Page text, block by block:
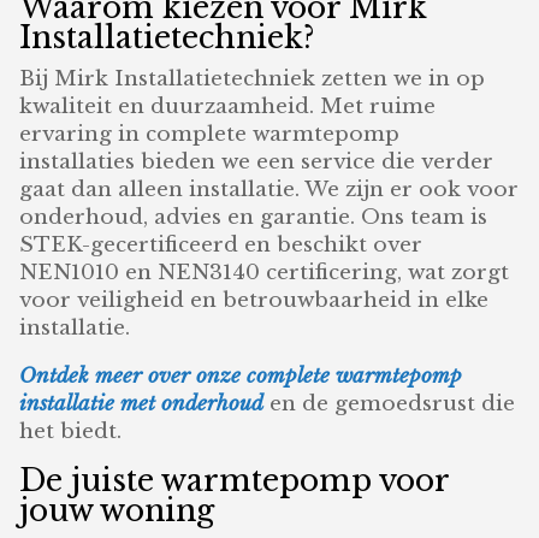
Waarom kiezen voor Mirk
Installatietechniek?
Bij Mirk Installatietechniek zetten we in op
kwaliteit en duurzaamheid. Met ruime
ervaring in complete warmtepomp
installaties bieden we een service die verder
gaat dan alleen installatie. We zijn er ook voor
onderhoud, advies en garantie. Ons team is
STEK-gecertificeerd en beschikt over
NEN1010 en NEN3140 certificering, wat zorgt
voor veiligheid en betrouwbaarheid in elke
installatie.
Ontdek meer over onze complete warmtepomp
installatie met onderhouden de gemoedsrust die
het biedt.
De juiste warmtepomp voor
jouw woning